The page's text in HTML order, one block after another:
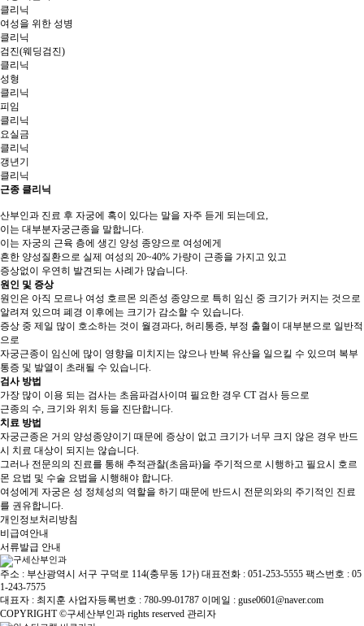
클리닉
여성을 위한 성병
클리닉
검진(웨딩검진)
클리닉
성형
클리닉
피임
클리닉
요실금
클리닉
갱년기
클리닉
근종 클리닉
산부인과 진료 후 자궁에 혹이 있다는 말을 자주 듣게 되는데요,
이는 대부분자궁근종을 말합니다.
이는 자궁의 근육 층에 생긴 양성 종양으로 여성에게
흔한 양성질환으로 실제 여성의 20~40% 가량이 근종을 가지고 있고
증상없이 우연히 발견되는 사례가 많습니다.
원인 및 증상
원인은 아직 모르나 여성 호르몬 의존성 종양으로 특히 임신 중 크기가 커지는 것으로
알려져 있으며 폐경 이후에는 크기가 감소할 수 있습니다.
증상 중 제일 많이 호소하는 것이 월경과다, 허리통증, 부정 출혈이 대부분으로 일반적
으로
자궁근종이 임신에 많이 영향을 미치지는 않으나 반복 유산을 일으킬 수 있으며 복부
통증 및 발열이 초래될 수 있습니다.
검사 방법
가장 많이 이용 되는 검사는 초음파검사이며 필요한 경우 CT 검사 등으로
근종의 수, 크기와 위치 등을 진단합니다.
치료 방법
자궁근종은 거의 양성종양이기 때문에 증상이 없고 크기가 너무 크지 않은 경우 반드
시 치료 대상이 되지는 않습니다.
그러나 전문의의 진료를 통해 추적관찰(초음파)을 주기적으로 시행하고 필요시 호르
몬 요법 및 수술 요법을 시행해야 합니다.
여성에게 자궁은 성 정체성의 역할을 하기 때문에 반드시 전문의와의 주기적인 진료
를 권유합니다.
개인정보처리방침
비급여안내
서류발급 안내
주소 : 부산광역시 서구 구덕로 114(충무동 1가) 대표전화 : 051-253-5555 팩스번호 : 05
1-243-7575
대표자 : 최지훈 사업자등록번호 : 780-99-01787 이메일 : guse0601@naver.com
COPYRIGHT ©구세산부인과 rights reserved 관리자